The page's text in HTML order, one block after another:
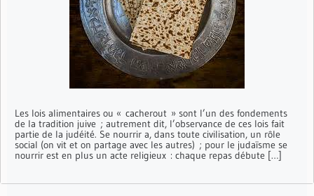
Les lois alimentaires ou « cacherout » sont l’un des fondements
de la tradition juive ; autrement dit, l’observance de ces lois fait
partie de la judéité. Se nourrir a, dans toute civilisation, un rôle
social (on vit et on partage avec les autres) ; pour le judaïsme se
nourrir est en plus un acte religieux : chaque repas débute […]